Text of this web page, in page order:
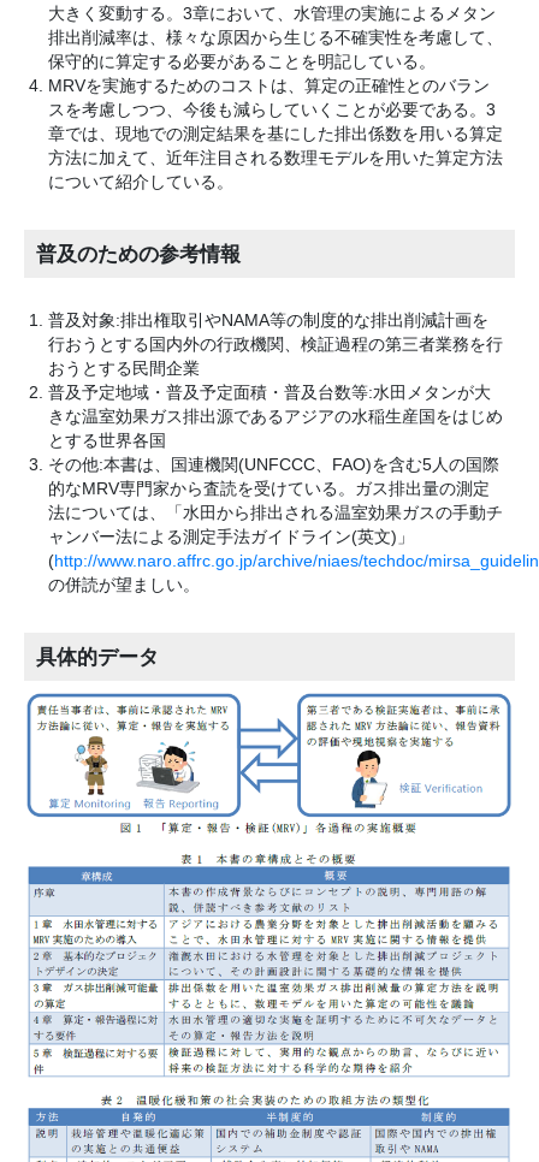
大きく変動する。3章において、水管理の実施によるメタン
排出削減率は、様々な原因から生じる不確実性を考慮して、
保守的に算定する必要があることを明記している。
MRVを実施するためのコストは、算定の正確性とのバラン
スを考慮しつつ、今後も減らしていくことが必要である。3
章では、現地での測定結果を基にした排出係数を用いる算定
方法に加えて、近年注目される数理モデルを用いた算定方法
について紹介している。
普及のための参考情報
普及対象:排出権取引やNAMA等の制度的な排出削減計画を
行おうとする国内外の行政機関、検証過程の第三者業務を行
おうとする民間企業
普及予定地域・普及予定面積・普及台数等:水田メタンが大
きな温室効果ガス排出源であるアジアの水稲生産国をはじめ
とする世界各国
その他:本書は、国連機関(UNFCCC、FAO)を含む5人の国際
的なMRV専門家から査読を受けている。ガス排出量の測定
法については、「水田から排出される温室効果ガスの手動チ
ャンバー法による測定手法ガイドライン(英文)」
(http://www.naro.affrc.go.jp/archive/niaes/techdoc/
の併読が望ましい。
具体的データ